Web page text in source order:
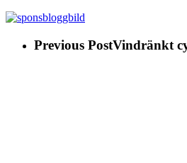
Previous PostVindränkt